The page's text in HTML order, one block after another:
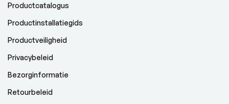
Productcatalogus
Productinstallatiegids
Productveiligheid
Privacybeleid
Bezorginformatie
Retourbeleid